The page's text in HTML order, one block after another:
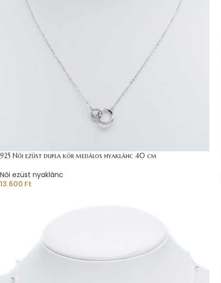
925 Női ezüst dupla kör medálos nyaklánc 40 cm
Női ezüst nyaklánc
13.600 Ft